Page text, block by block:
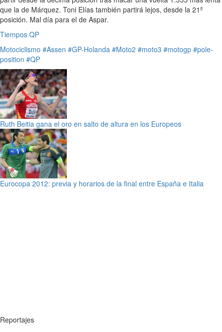
que la de Márquez. Toni Elías también partirá lejos, desde la 21º
posición. Mal día para el de Aspar.
Tiempos QP
Motociclismo #Assen #GP-Holanda #Moto2 #moto3 #motogp #pole-
position #QP
Ruth Beitia gana el oro en salto de altura en los Europeos
Eurocopa 2012: previa y horarios de la final entre España e Italia
Reportajes